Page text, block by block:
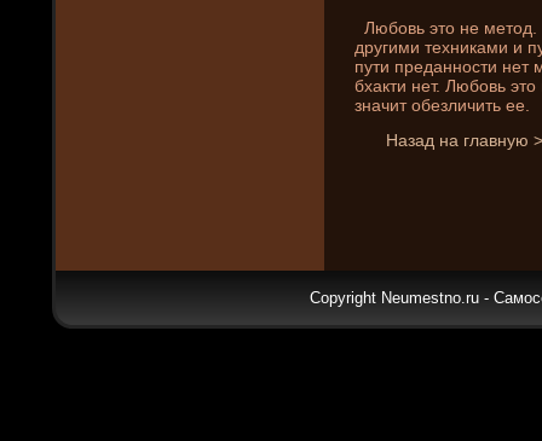
Любовь это не
другими техни­ками и
пути преданности нет
бхакти нет. Любовь
значит обезличить ее.
Назад на главную
Copyright Neumestno.ru -